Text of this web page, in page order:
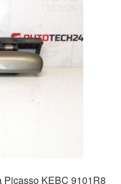
Picasso KEBC 9101R8